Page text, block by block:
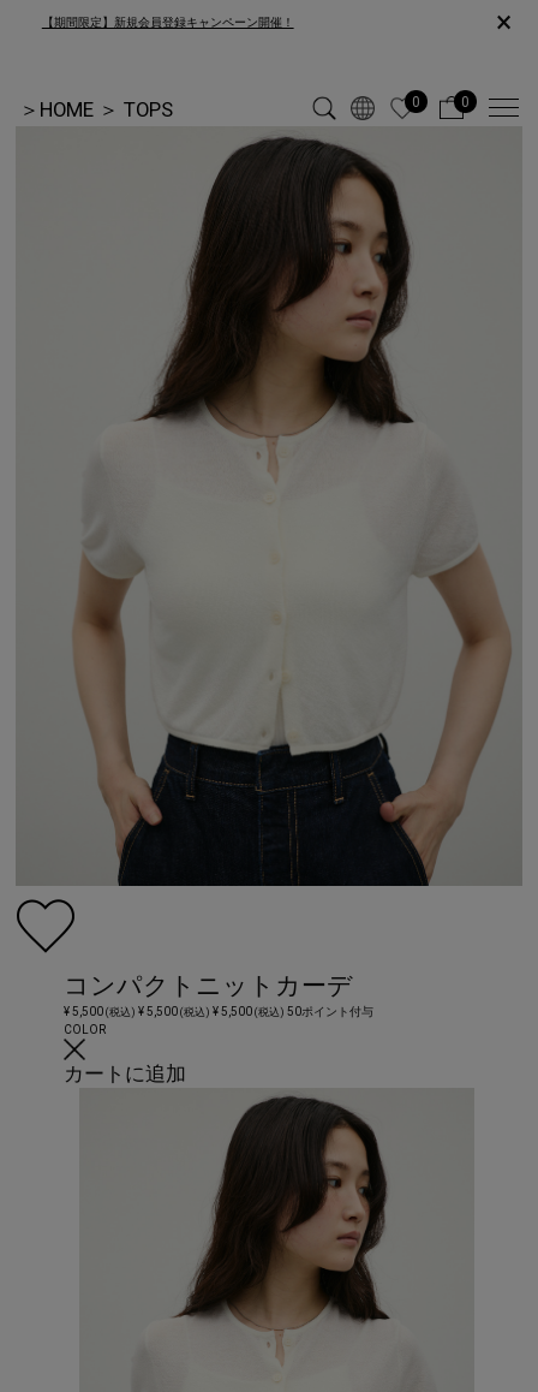
【期間限定】新規会員登録キャンペーン開催！ ×
＞ HOME ＞ TOPS 0 0
コンパクトニットカーデ
¥ 5,500(税込) ¥ 5,500(税込) ¥ 5,500(税込) 50ポイント付与
COLOR
カートに追加